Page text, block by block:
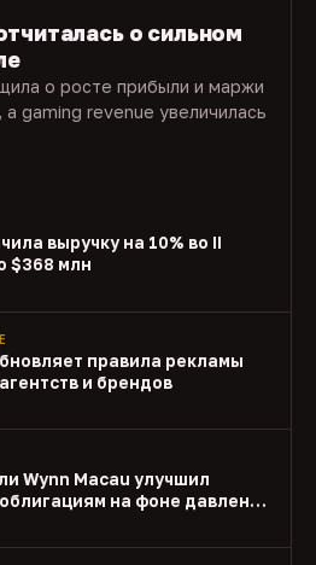
о сильном
о росте прибыли и маржи
gaming revenue увеличилась
выручку на 10% во II
$368 млн
правила рекламы
и брендов
Wynn Macau улучшил
на фоне давления